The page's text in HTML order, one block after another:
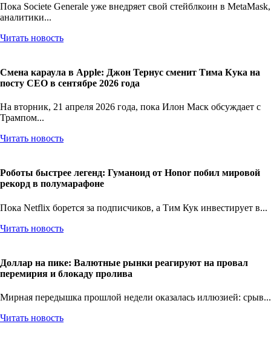
Пока Societe Generale уже внедряет свой стейблкоин в MetaMask,
аналитики...
Читать новость
Смена караула в Apple: Джон Тернус сменит Тима Кука на
посту CEO в сентябре 2026 года
На вторник, 21 апреля 2026 года, пока Илон Маск обсуждает с
Трампом...
Читать новость
Роботы быстрее легенд: Гуманоид от Honor побил мировой
рекорд в полумарафоне
Пока Netflix борется за подписчиков, а Тим Кук инвестирует в...
Читать новость
Доллар на пике: Валютные рынки реагируют на провал
перемирия и блокаду пролива
Мирная передышка прошлой недели оказалась иллюзией: срыв...
Читать новость